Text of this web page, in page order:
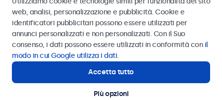
Italiano
© 2026 Beetronics
Inviare
Oppure chiamaci al
Contatta i nostri esperti
web, analisi, personalizzazione e pubblicità. Cookie e
identificatori pubblicitari possono essere utilizzati per
annunci personalizzati e non personalizzati. Con il Suo
consenso, i dati possono essere utilizzati in conformità con il
modo in cui Google utilizza i dati.
Accetta tutto
Più opzioni